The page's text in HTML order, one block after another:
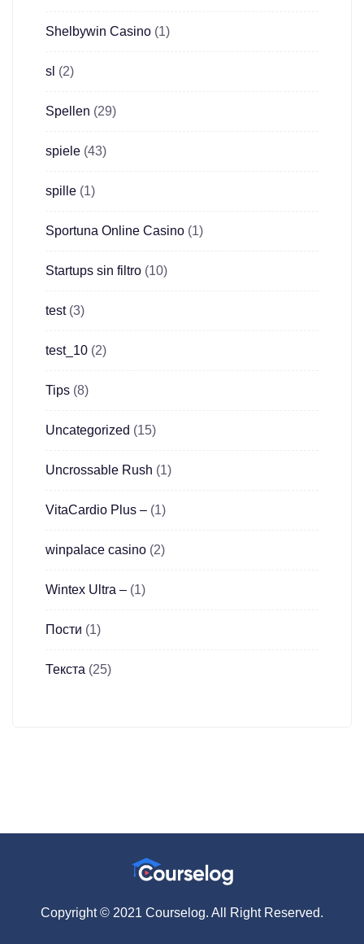
Shelbywin Casino (1)
sl (2)
Spellen (29)
spiele (43)
spille (1)
Sportuna Online Casino (1)
Startups sin filtro (10)
test(3)
test_10 (2)
Tips (8)
Uncategorized (15)
Uncrossable Rush (1)
VitaCardio Plus – (1)
winpalace casino (2)
Wintex Ultra – (1)
Пости (1)
Текста (25)
Copyright © 2021 Courselog. All Right Reserved.